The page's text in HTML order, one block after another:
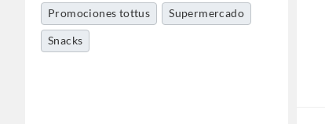
Promociones tottus Supermercado
Snacks